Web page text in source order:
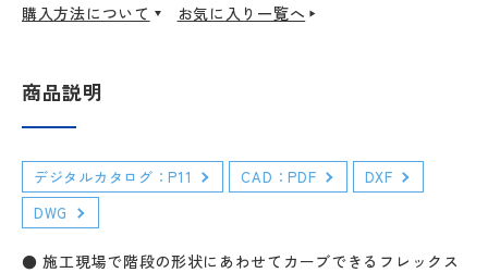
購入方法について お気に入り一覧へ
商品説明
デジタルカタログ：P11 CAD：PDF
DXF
DWG
● 施工現場で階段の形状にあわせてカーブできるフレックス